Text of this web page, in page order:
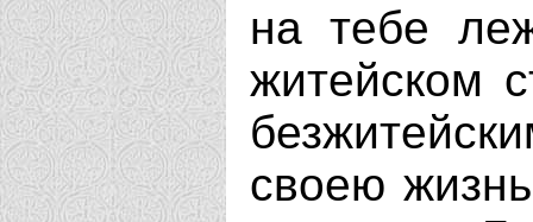
на тебе
житейском
своею